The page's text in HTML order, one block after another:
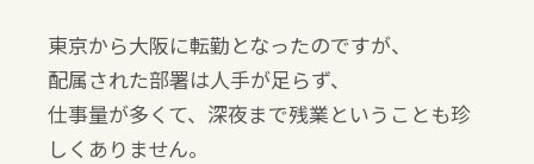
東京から大阪に転勤となったのですが、
配属された部署は人手が足らず、
仕事量が多くて、深夜まで残業ということも珍
しくありません。